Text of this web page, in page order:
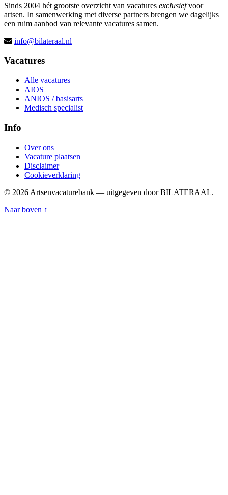
Sinds 2004 hét grootste overzicht van vacatures exclusiefvoor
artsen. In samenwerking met diverse partners brengen we dagelijks
een ruim aanbod van relevante vacatures samen.
info@bilateraal.nl
Vacatures
Alle vacatures
AIOS
ANIOS / basisarts
Medisch specialist
Info
Over ons
Vacature plaatsen
Disclaimer
Cookieverklaring
© 2026 Artsenvacaturebank — uitgegeven door BILATERAAL.
Naar boven ↑